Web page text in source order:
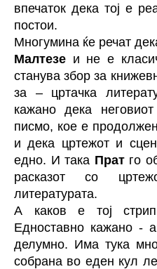
впечаток дека тој е
постои.
Многумина ќе речат
Малтезе и не е
станува збор за
за – цртачка
кажано дека
писмо, кое е
и дека цртежот и
едно. И така Пратго
расказот со
литературата.
А каков е тој
Едноставно кажано -
делумно. Има тука
собрана во еден кул